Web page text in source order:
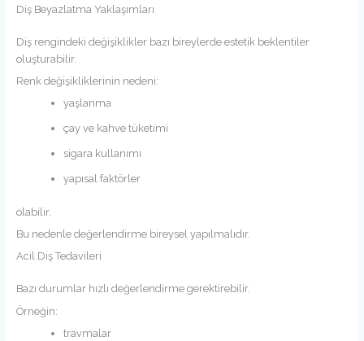
Diş Beyazlatma Yaklaşımları
Diş rengindeki değişiklikler bazı bireylerde estetik beklentiler
oluşturabilir.
Renk değişikliklerinin nedeni:
yaşlanma
çay ve kahve tüketimi
sigara kullanımı
yapısal faktörler
olabilir.
Bu nedenle değerlendirme bireysel yapılmalıdır.
Acil Diş Tedavileri
Bazı durumlar hızlı değerlendirme gerektirebilir.
Örneğin:
travmalar